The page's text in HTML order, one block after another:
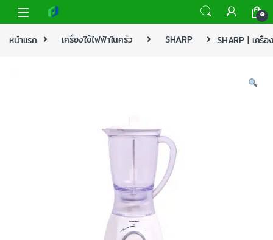
0
หน้าแรก เครื่องใช้ไฟฟ้าในครัว SHARP SHARP | เครื่